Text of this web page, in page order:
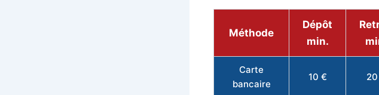
Méthode
Dépôt
min.
Carte
bancaire
10 €